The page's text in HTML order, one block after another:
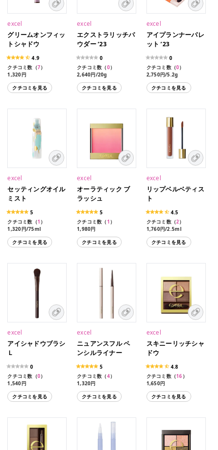
excel
グリームオンフィッ
トシャドウ
4.9
クチコミ数（7）
1,320円
1,320円（限定色）
クチコミを見る
excel
エクストラリッチパ
ウダー ’23
0
クチコミ数（0）
2,640円/20g
クチコミを見る
excel
アイプランナーパレ
ット ’23
0
クチコミ数（0）
2,750円/5.2g
クチコミを見る
excel
セッティングオイル
ミスト
5
クチコミ数（1 ）
1,320円/75ml
クチコミを見る
excel
オーラティック ブ
ラッシュ
5
クチコミ数（1 ）
1,980円
クチコミを見る
excel
リップベルベティス
ト
4.5
クチコミ数（2）
1,760円/2.5ml
1,760円/2.5ml（限定
色）クチコミを見る
excel
アイシャドウブラシ
Ｌ
0
クチコミ数（0）
1,540円
クチコミを見る
excel
ニュアンスフル ペ
ンシルライナー
5
クチコミ数（4）
1,320円
クチコミを見る
excel
スキニーリッチシャ
ドウ
4.8
クチコミ数（16）
1,650円
1,650円（限定品）
クチコミを見る